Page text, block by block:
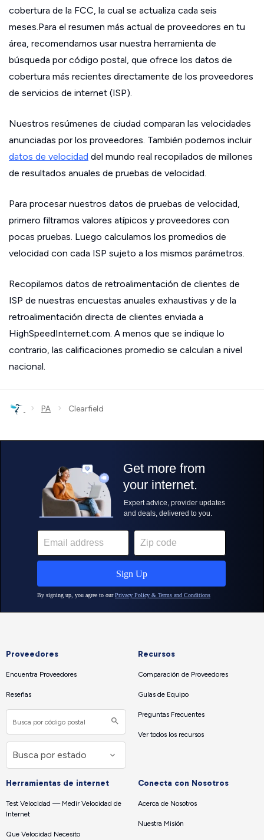
cobertura de la FCC, la cual se actualiza cada seis
meses.Para el resumen más actual de proveedores en tu
área, recomendamos usar nuestra herramienta de
búsqueda por código postal, que ofrece los datos de
cobertura más recientes directamente de los proveedores
de servicios de internet (ISP).
Nuestros resúmenes de ciudad comparan las velocidades
anunciadas por los proveedores. También podemos incluir
datos de velocidad del mundo real recopilados de millones
de resultados anuales de pruebas de velocidad.
Para procesar nuestros datos de pruebas de velocidad,
primero filtramos valores atípicos y proveedores con
pocas pruebas. Luego calculamos los promedios de
velocidad con cada ISP sujeto a los mismos parámetros.
Recopilamos datos de retroalimentación de clientes de
ISP de nuestras encuestas anuales exhaustivas y de la
retroalimentación directa de clientes enviada a
HighSpeedInternet.com. A menos que se indique lo
contrario, las calificaciones promedio se calculan a nivel
nacional.
› PA › Clearfield
Proveedores
Encuentra Proveedores
Reseñas
Recursos
Comparación de Proveedores
Guías de Equipo
Preguntas Frecuentes
Ver todos los recursos
Herramientas de internet
Test Velocidad — Medir Velocidad de
Internet
Que Velocidad Necesito
Conecta con Nosotros
Acerca de Nosotros
Nuestra Misión